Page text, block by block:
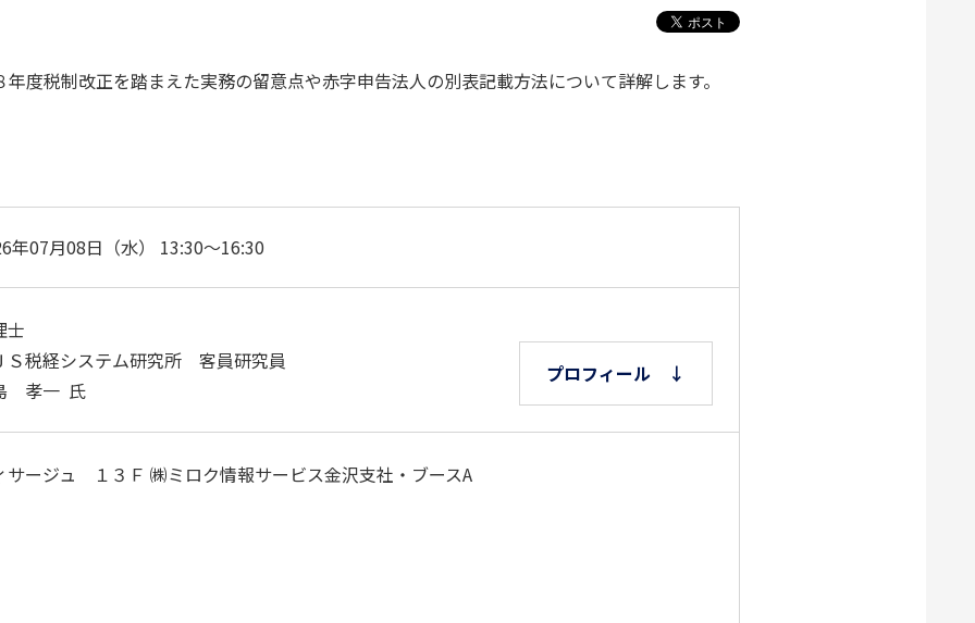
度税制改正を踏まえた実務の留意点や赤字申告法人の別表記載方法について詳解します。
年07月08日（水） 13:30～16:30
士
Ｓ税経システム研究所 客員研究員
孝一 氏
プロフィール ↓
サージュ １３Ｆ ㈱ミロク情報サービス金沢支社・ブースA